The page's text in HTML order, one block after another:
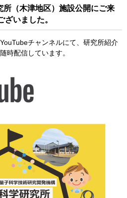
所（木津地区）施設公開にご来
いました。
チャンネルにて、研究所紹介
時配信しています。